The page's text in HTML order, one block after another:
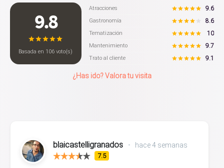
9.8
Basada en 106 voto(s)
Atracciones 9.6
Gastronomía 8.6
Tematización 10
Mantenimiento 9.7
Trato al cliente 9.1
¿Has ido? Valora tu visita
blaicastelligranados • hace 4 semanas
7.5